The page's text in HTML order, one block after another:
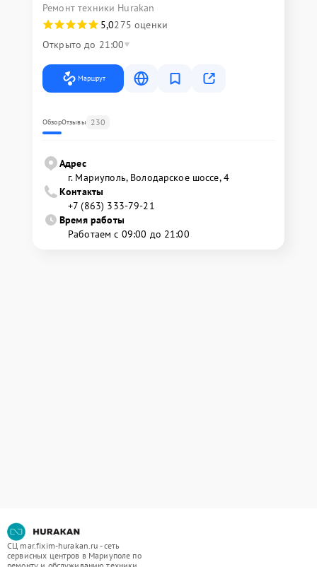
Ремонт техники Hurakan
5,0275 оценки
Открыто до 21:00
Маршрут
ОбзорОтзывы 230
Адрес
г. Мариуполь, Володарское шоссе, 4
Контакты
+7 (863) 333-79-21
Время работы
Работаем с 09:00 до 21:00
СЦ mar.fixim-hurakan.ru - сеть
сервисных центров в Мариуполе по